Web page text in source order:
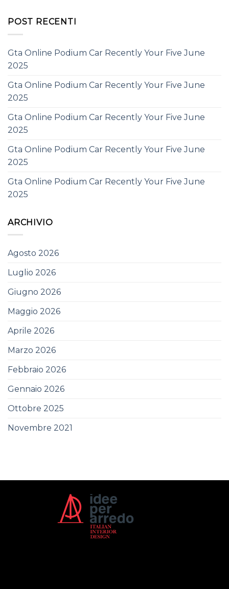
POST RECENTI
Gta Online Podium Car Recently Your Five June
2025
Gta Online Podium Car Recently Your Five June
2025
Gta Online Podium Car Recently Your Five June
2025
Gta Online Podium Car Recently Your Five June
2025
Gta Online Podium Car Recently Your Five June
2025
ARCHIVIO
Agosto 2026
Luglio 2026
Giugno 2026
Maggio 2026
Aprile 2026
Marzo 2026
Febbraio 2026
Gennaio 2026
Ottobre 2025
Novembre 2021